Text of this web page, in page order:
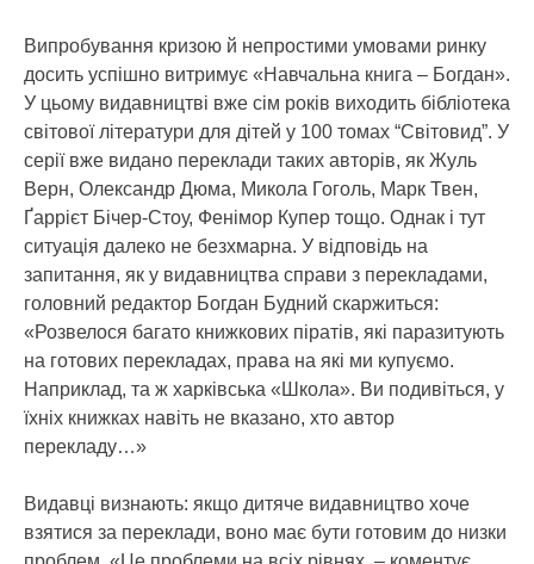
Випробування кризою й непростими умовами ринку
досить успішно витримує «Навчальна книга – Богдан».
У цьому видавництві вже сім років виходить бібліотека
світової літератури для дітей у 100 томах “Світовид”. У
серії вже видано переклади таких авторів, як Жуль
Верн, Олександр Дюма, Микола Гоголь, Марк Твен,
Ґаррієт Бічер-Стоу, Фенімор Купер тощо. Однак і тут
ситуація далеко не безхмарна. У відповідь на
запитання, як у видавництва справи з перекладами,
головний редактор Богдан Будний скаржиться:
«Розвелося багато книжкових піратів, які паразитують
на готових перекладах, права на які ми купуємо.
Наприклад, та ж харківська «Школа». Ви подивіться, у
їхніх книжках навіть не вказано, хто автор
перекладу…»
Видавці визнають: якщо дитяче видавництво хоче
взятися за переклади, воно має бути готовим до низки